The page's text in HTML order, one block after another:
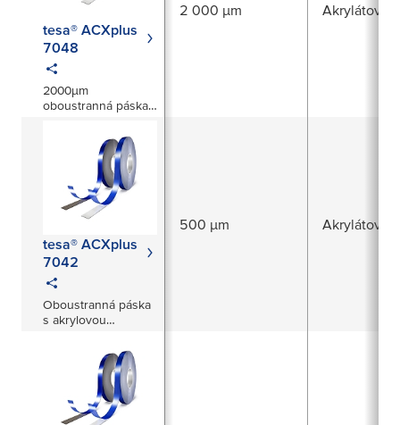
tesa® ACXplus
7048
2000µm
oboustranná páska
2 000 µm Akrylátová
tesa® ACXplus
7042
Oboustranná páska
s akrylovou
500 µm Akrylátová